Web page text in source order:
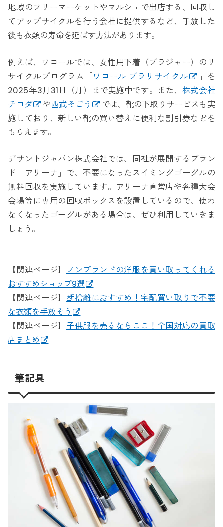
地域のフリーマーケットやマルシェで出店する、回収し
てアップサイクルを行う会社に提供するなど、手放した
後も衣類の寿命を延ばす方法があります。
例えば、ワコールでは、女性用下着（ブラジャー）のリ
サイクルプログラム「ワコール ブラリサイクル
」を
2025年3月31日（月）まで実施中です。また、 株式会社
チヨダ
や西武そごう
では、靴の下取りサービスも実
施しており、新しい靴の買い替えに便利な割引券などを
もらえます。
デサントジャパン株式会社では、同社が展開するブラン
ド「アリーナ」で、不要になったスイミングゴーグルの
無料回収を実施しています。アリーナ直営店や各種大会
会場等に専用の回収ボックスを設置しているので、使わ
なくなったゴーグルがある場合は、ぜひ利用していきま
しょう。
【関連ページ】
ノンブランドの洋服を買い取ってくれる
おすすめショップ9選
【関連ページ】 断捨離におすすめ！宅配買い取りで不要
な衣類を手放そう
【関連ページ】 子供服を売るならここ！全国対応の買取
店まとめ
筆記具